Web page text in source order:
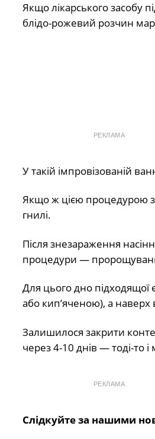
Якщо лікарського засобу
блідо-рожевий розчин
РЕКЛАМА
У такій імпровізованій
Якщо ж цією процедурою
гнилі.
Після знезараження
процедури —
Для цього дно підходящої
або кип’яченою), а наверх
Залишилося закрити
через 4-10 днів — тоді-то
РЕКЛАМА
Слідкуйте за нашими